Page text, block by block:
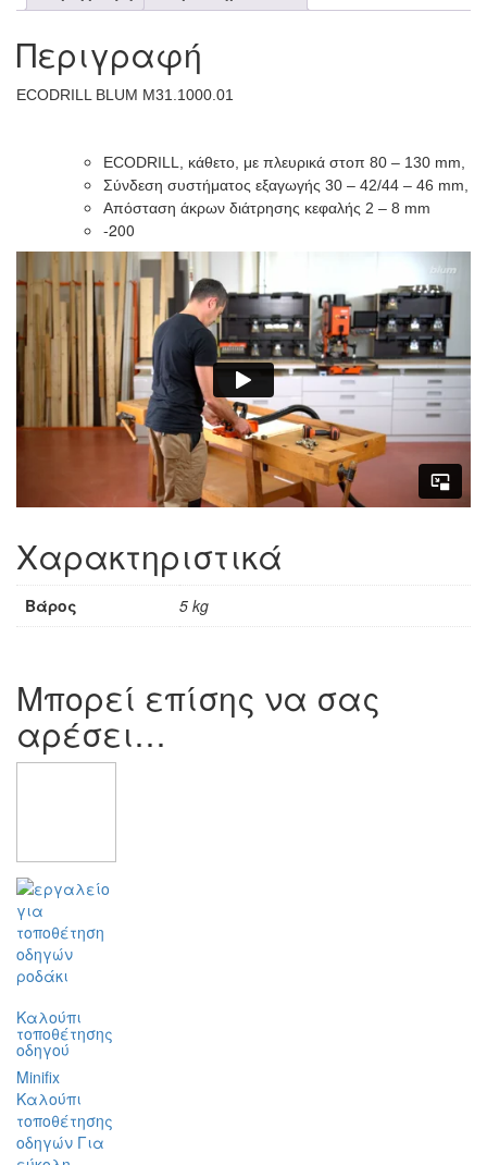
Περιγραφή
ECODRILL BLUM M31.1000.01
ECODRILL, κάθετο, με πλευρικά στοπ 80 – 130 mm,
Σύνδεση συστήματος εξαγωγής 30 – 42/44 – 46 mm,
Απόσταση άκρων διάτρησης κεφαλής 2 – 8 mm
-200
Χαρακτηριστικά
Βάρος 5 kg
Μπορεί επίσης να σας
αρέσει…
Καλούπι
τοποθέτησης
οδηγού
Minifix
Καλούπι
τοποθέτησης
οδηγών Για